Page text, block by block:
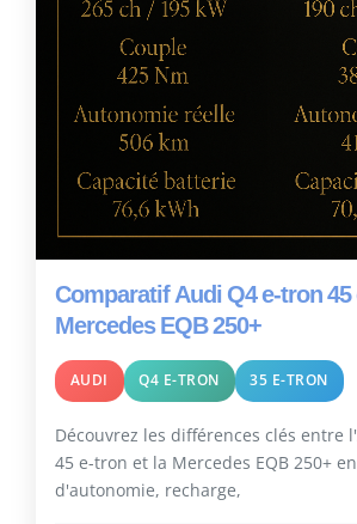
Comparatif Audi Q4 e-tron
Mercedes EQB 250+
AUDI Q4 E-TRON 35 E-TRON
Découvrez les différences clés entre
45 e-tron et la Mercedes EQB 250+
d'autonomie, recharge,